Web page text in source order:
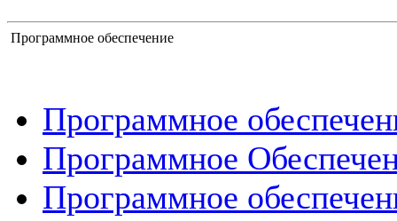
Программное обеспечение
Программное
Программное
Программное